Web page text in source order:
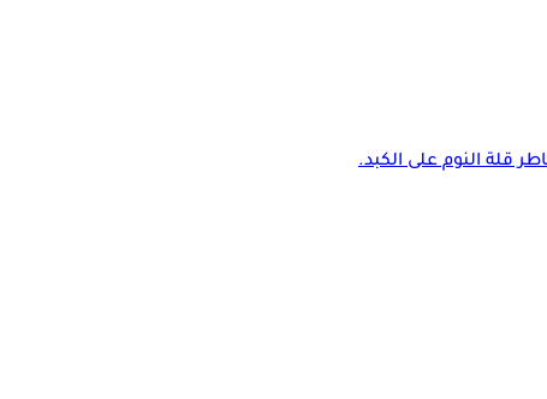
قلة النوم على الكبد.